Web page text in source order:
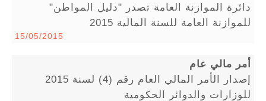
دائرة الموازنة العامة تصدر "دليل المواطن"
للموازنة العامة للسنة المالية 2015
15/05/2015
أمر مالي عام
إصدار الأمر المالي العام رقم (4) لسنة 2015
للوزارات والدوائر الحكومية